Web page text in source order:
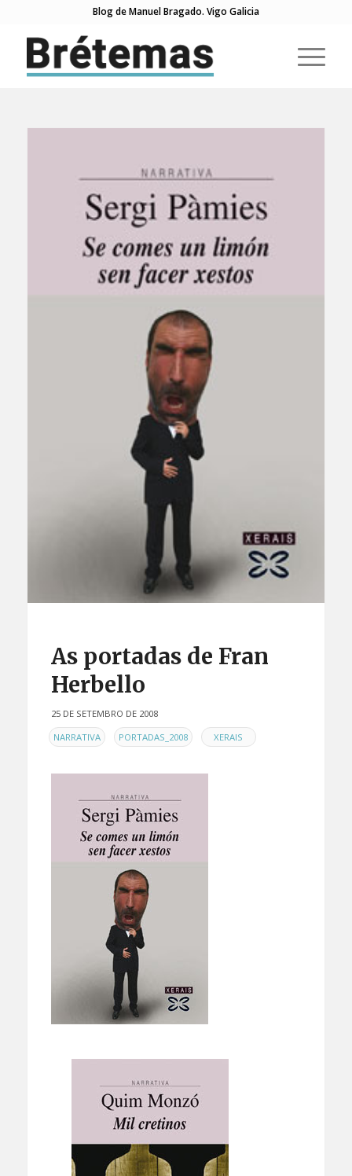
Blog de Manuel Bragado. Vigo Galicia
As portadas de Fran
Herbello
25 DE SETEMBRO DE 2008
ENNARRATIVA , PORTADAS_2008 , XERAIS